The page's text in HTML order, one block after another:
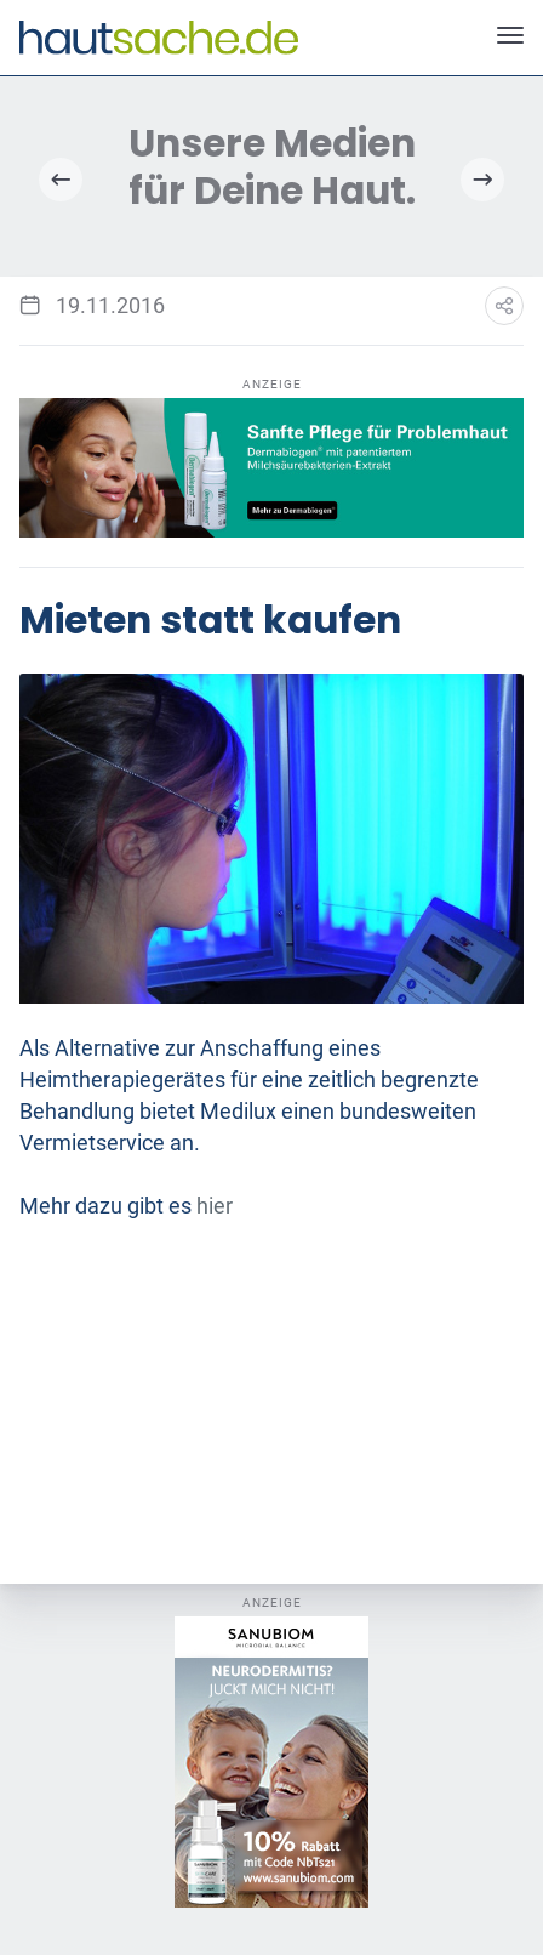
Unsere Medien
für Deine Haut.
19.11.2016
ANZEIGE
Mieten statt kaufen
Als Alternative zur Anschaffung eines
Heimtherapiegerätes für eine zeitlich begrenzte
Behandlung bietet Medilux einen bundesweiten
Vermietservice an.
Mehr dazu gibt es hier
ANZEIGE